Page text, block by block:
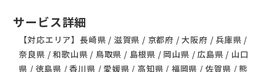
サービス詳細
【対応エリア】長崎県 / 滋賀県 / 京都府 / 大阪府 / 兵庫県 /
奈良県 / 和歌山県 / 鳥取県 / 島根県 / 岡山県 / 広島県 / 山口
県 / 徳島県 / 香川県 / 愛媛県 / 高知県 / 福岡県 / 佐賀県 / 熊